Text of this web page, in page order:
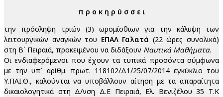
π ρ ο κ η ρ ύ σ σ ε ι
την πρόσληψη τριών (3) ωρομίσθιων για την κάλυψη των
λειτουργικών αναγκών του ΕΠΑΛ Γαλατά (22 ώρες συνολικά)
στη Β΄ Πειραιά, προκειμένου να διδάξουν Ναυτικά Μαθήματα.
Οι ενδιαφερόμενοι που έχουν τα τυπικά προσόντα σύμφωνα
με την υπ΄ αρίθμ. πρωτ. 118102/Δ1/25/07/2014 εγκύκλιο του
Υ.ΠΑΙ.Θ., καλούνται να υποβάλλουν αίτηση με τα απαραίτητα
δικαιολογητικά στη Δ/νση Δ.Ε Πειραιά, Ελ. Βενιζέλου 35 Τ.Κ